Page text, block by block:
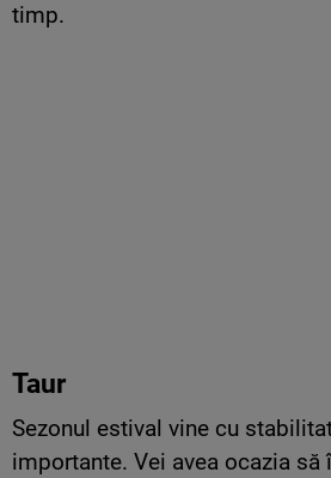
timp.
Taur
Sezonul estival vine cu
importante. Vei avea ocazia